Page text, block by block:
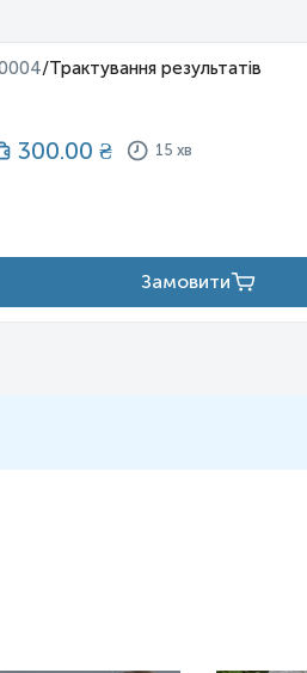
/Трактування результатів
300.00 ₴ 15 хв
Замовити